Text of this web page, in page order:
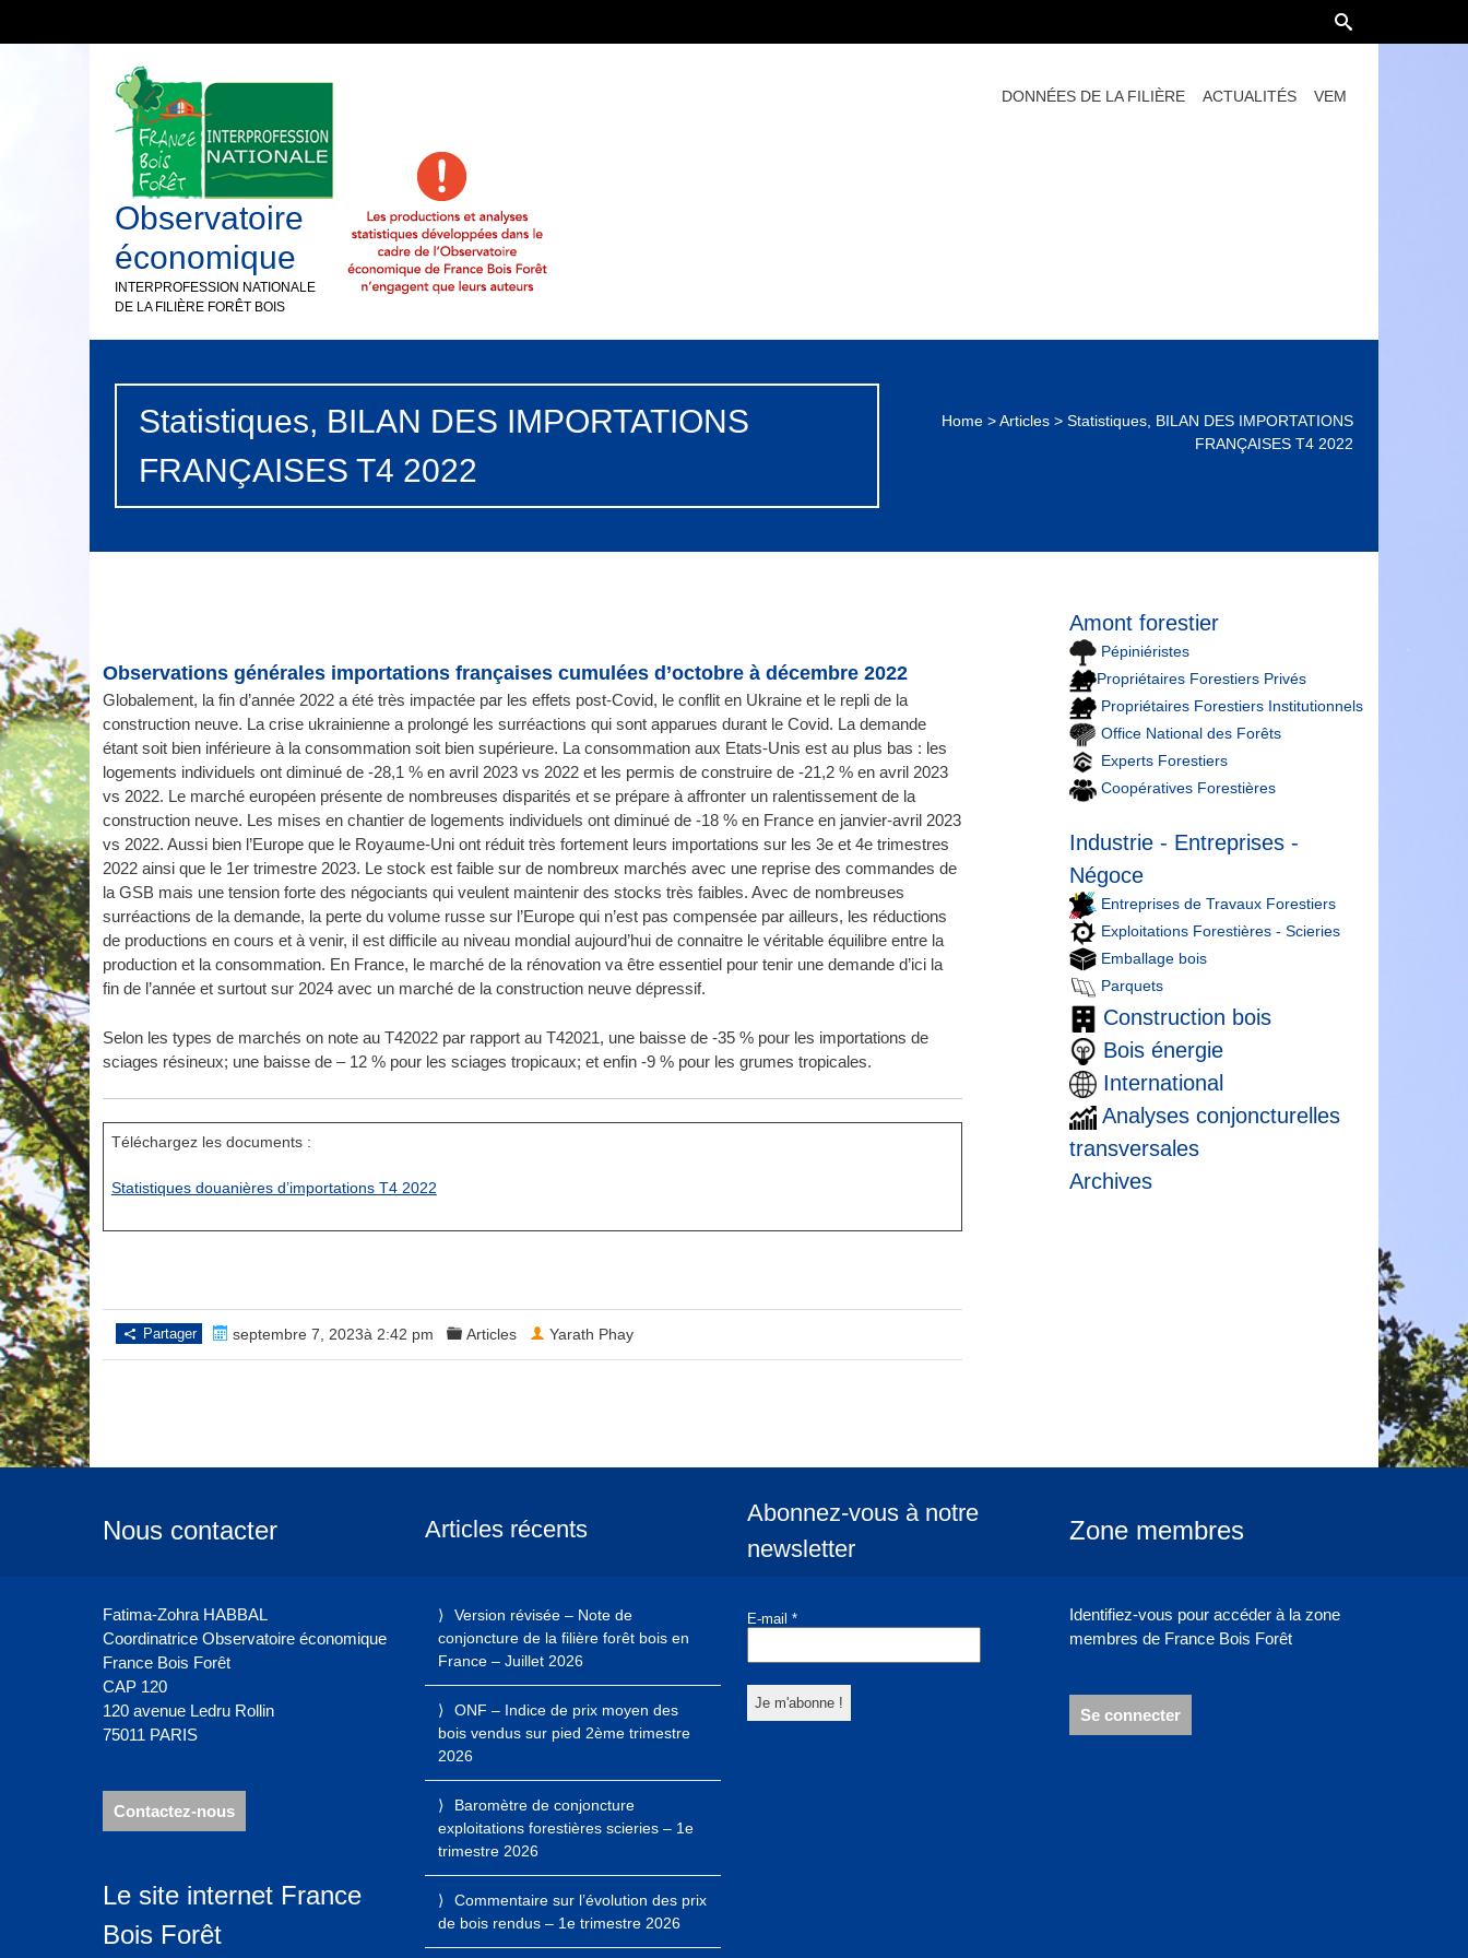
Observatoire
économique
INTERPROFESSION NATIONALE
DE LA FILIÈRE FORÊT BOIS
DONNÉES DE LA FILIÈRE ACTUALITÉS VEM
Statistiques, BILAN DES IMPORTATIONS
FRANÇAISES T4 2022
Home>Articles> Statistiques, BILAN DES IMPORTATIONS
FRANÇAISES T4 2022
Observations générales importations françaises cumulées d’octobre à décembre 2022
Globalement, la fin d’année 2022 a été très impactée par les effets post-Covid, le conflit en Ukraine et le repli de la
construction neuve. La crise ukrainienne a prolongé les surréactions qui sont apparues durant le Covid. La demande
étant soit bien inférieure à la consommation soit bien supérieure. La consommation aux Etats-Unis est au plus bas : les
logements individuels ont diminué de -28,1 % en avril 2023 vs 2022 et les permis de construire de -21,2 % en avril 2023
vs 2022. Le marché européen présente de nombreuses disparités et se prépare à affronter un ralentissement de la
construction neuve. Les mises en chantier de logements individuels ont diminué de -18 % en France en janvier-avril 2023
vs 2022. Aussi bien l’Europe que le Royaume-Uni ont réduit très fortement leurs importations sur les 3e et 4e trimestres
2022 ainsi que le 1er trimestre 2023. Le stock est faible sur de nombreux marchés avec une reprise des commandes de
la GSB mais une tension forte des négociants qui veulent maintenir des stocks très faibles. Avec de nombreuses
surréactions de la demande, la perte du volume russe sur l’Europe qui n’est pas compensée par ailleurs, les réductions
de productions en cours et à venir, il est difficile au niveau mondial aujourd’hui de connaitre le véritable équilibre entre la
production et la consommation. En France, le marché de la rénovation va être essentiel pour tenir une demande d’ici la
fin de l’année et surtout sur 2024 avec un marché de la construction neuve dépressif.
Selon les types de marchés on note au T42022 par rapport au T42021, une baisse de -35 % pour les importations de
sciages résineux; une baisse de – 12 % pour les sciages tropicaux; et enfin -9 % pour les grumes tropicales.
Téléchargez les documents :
Statistiques douanières d’importations T4 2022
Partager septembre 7, 2023à 2:42 pm Articles Yarath Phay
Amont forestier
Pépiniéristes
Propriétaires Forestiers Privés
Propriétaires Forestiers Institutionnels
Office National des Forêts
Experts Forestiers
Coopératives Forestières
Industrie - Entreprises -
Négoce
Entreprises de Travaux Forestiers
Exploitations Forestières - Scieries
Emballage bois
Parquets
Construction bois
Bois énergie
International
Analyses conjoncturelles
transversales
Archives
Nous contacter
Fatima-Zohra HABBAL
Coordinatrice Observatoire économique
France Bois Forêt
CAP 120
120 avenue Ledru Rollin
75011 PARIS
Contactez-nous
Le site internet France
Bois Forêt
Articles récents
Version révisée – Note de
conjoncture de la filière forêt bois en
France – Juillet 2026
ONF – Indice de prix moyen des
bois vendus sur pied 2ème trimestre
2026
Baromètre de conjoncture
exploitations forestières scieries – 1e
trimestre 2026
Commentaire sur l’évolution des prix
de bois rendus – 1e trimestre 2026
Abonnez-vous à notre
newsletter
E-mail *
Zone membres
Identifiez-vous pour accéder à la zone
membres de France Bois Forêt
Se connecter